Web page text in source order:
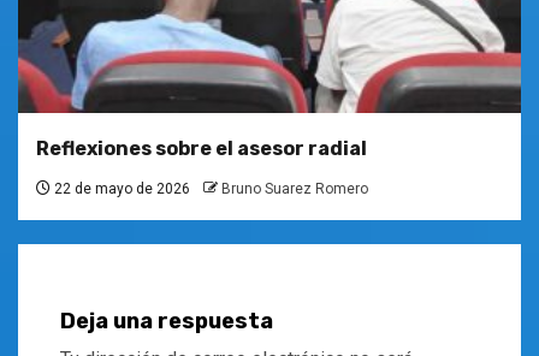
Reflexiones sobre el asesor radial
22 de mayo de 2026 Bruno Suarez Romero
Deja una respuesta